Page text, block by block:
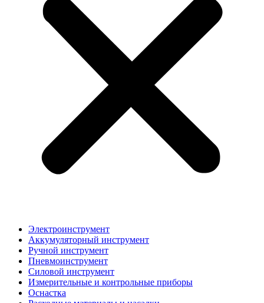
Электроинструмент
Аккумуляторный инструмент
Ручной инструмент
Пневмоинструмент
Силовой инструмент
Измерительные и контрольные приборы
Оснастка